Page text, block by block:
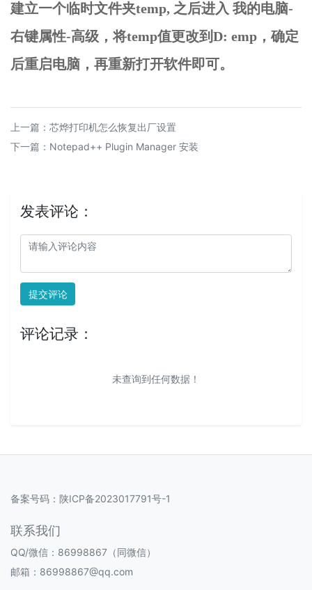
建立一个临时文件夹temp, 之后进入 我的电脑-
右键属性-高级，将temp值更改到D: emp，确定
后重启电脑，再重新打开软件即可。
上一篇： 芯烨打印机怎么恢复出厂设置
下一篇： Notepad++ Plugin Manager 安装
发表评论：
提交评论
评论记录：
未查询到任何数据！
备案号码： 陕ICP备2023017791号-1
联系我们
QQ/微信：86998867（同微信）
邮箱：86998867@qq.com